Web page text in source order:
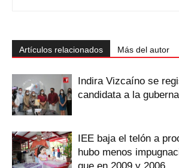
Artículos relacionados Más del autor
Indira Vizcaíno se
candidata a la
IEE baja el telón a
hubo menos